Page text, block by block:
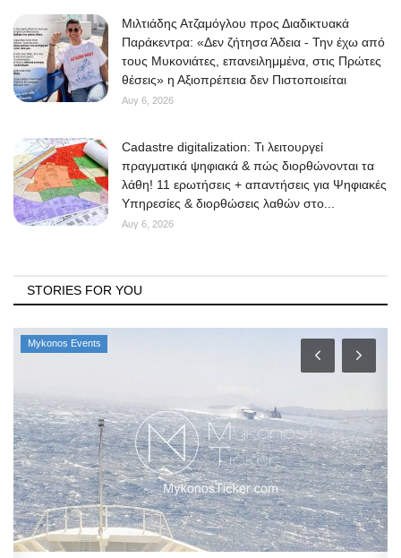
Μιλτιάδης Ατζαμόγλου προς Διαδικτυακά
Παράκεντρα: «Δεν ζήτησα Άδεια - Την έχω από
τους Μυκονιάτες, επανειλημμένα, στις Πρώτες
θέσεις» η Αξιοπρέπεια δεν Πιστοποιείται
Αυγ 6, 2026
Cadastre digitalization: Τι λειτουργεί
πραγματικά ψηφιακά & πώς διορθώνονται τα
λάθη! 11 ερωτήσεις + απαντήσεις για Ψηφιακές
Υπηρεσίες & διορθώσεις λαθών στο...
Αυγ 6, 2026
STORIES FOR YOU
Mykonos Events